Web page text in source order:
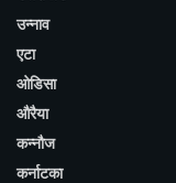
उन्नाव
एटा
ओडिसा
औरैया
कन्नौज
कर्नाटका